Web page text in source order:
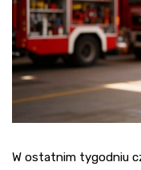
W ostatnim tygodniu